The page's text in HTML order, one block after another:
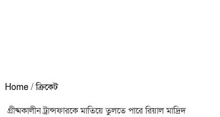
Home / ক্রিকেট
গ্রীষ্মকালীন ট্রান্সফারকে মাতিয়ে তুলতে পারে রিয়াল মাদ্রিদ